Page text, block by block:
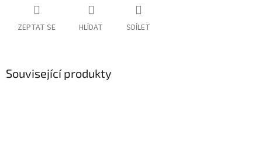
ZEPTAT SE HLÍDAT SDÍLET
Související produkty